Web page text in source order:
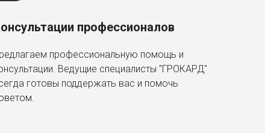
професcионалов
профессиональную помощь и
Ведущие специалисты "ГРОКАРД"
готовы поддержать вас и помочь